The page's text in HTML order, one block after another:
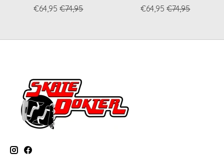
€64,95 €74,95
€64,95 €74,95